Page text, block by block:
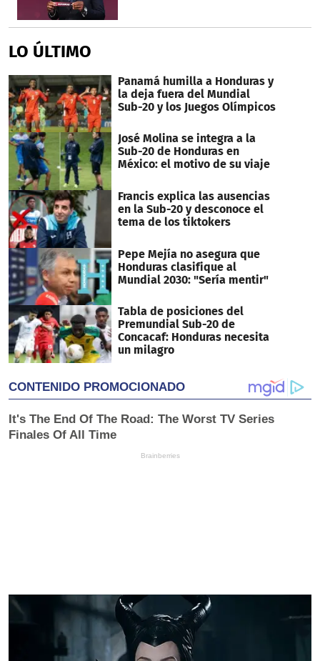
LO ÚLTIMO
Panamá humilla a Honduras y
la deja fuera del Mundial
Sub-20 y los Juegos Olímpicos
José Molina se integra a la
Sub-20 de Honduras en
México: el motivo de su viaje
Francis explica las ausencias
en la Sub-20 y desconoce el
tema de los tiktokers
Pepe Mejía no asegura que
Honduras clasifique al
Mundial 2030: "Sería mentir"
Tabla de posiciones del
Premundial Sub-20 de
Concacaf: Honduras necesita
un milagro